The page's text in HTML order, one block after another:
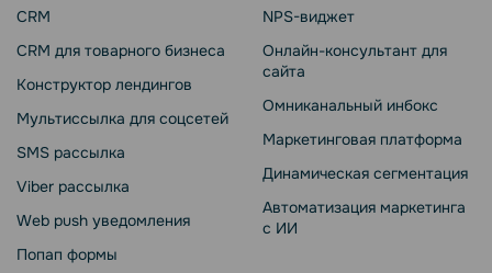
CRM
CRM для товарного бизнеса
Конструктор лендингов
Мультиссылка для соцсетей
SMS рассылка
Viber рассылка
Web push уведомления
Попап формы
NPS-виджет
Онлайн-консультант для
сайта
Омниканальный инбокс
Маркетинговая платформа
Динамическая сегментация
Автоматизация маркетинга
с ИИ